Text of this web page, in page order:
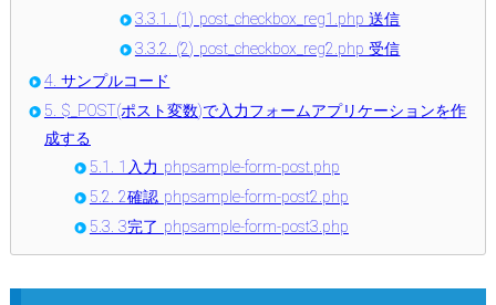
3.3.1.
(1) post_checkbox_reg1.php 送信
3.3.2.
(2) post_checkbox_reg2.php 受信
4. サンプルコード
5. $_POST(ポスト変数)で入力フォームアプリケーションを作
成する
5.1.
1入力 phpsample-form-post.php
5.2. 2確認 phpsample-form-post2.php
5.3. 3完了 phpsample-form-post3.php